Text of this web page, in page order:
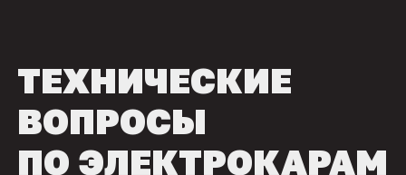
ТЕХНИЧЕСКИЕ
ВОПРОСЫ
ПО ЭЛЕКТРОКАРАМ